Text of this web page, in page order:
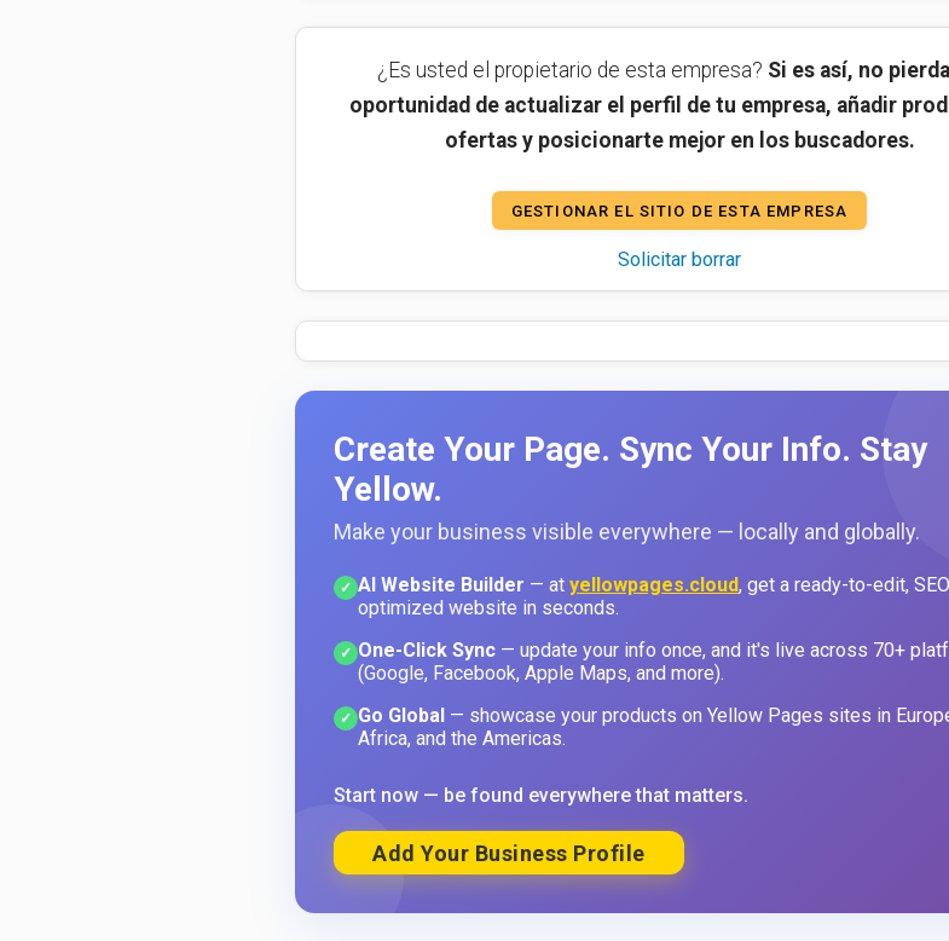
¿Es usted el propietario de esta empresa? Si es así, no
oportunidad de actualizar el perfil de tu empresa, añadir
ofertas y posicionarte mejor en los buscadores.
GESTIONAR EL SITIO DE ESTA EMPRESA
Solicitar borrar
Create Your Page. Sync Your Info. Stay
Yellow.
Make your business visible everywhere — locally and globally.
✓ AI Website Builder — at yellowpages.cloud, get a ready-to-edit,
optimized website in seconds.
✓ One-Click Sync — update your info once, and it's live across 70+
(Google, Facebook, Apple Maps, and more).
✓ Go Global — showcase your products on Yellow Pages sites in
Africa, and the Americas.
Start now — be found everywhere that matters.
Add Your Business Profile